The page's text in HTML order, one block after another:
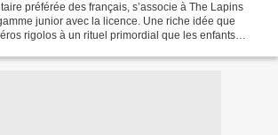
préférée des français, s’associe à The Lapins
junior avec la licence. Une riche idée que
rigolos à un rituel primordial que les enfants